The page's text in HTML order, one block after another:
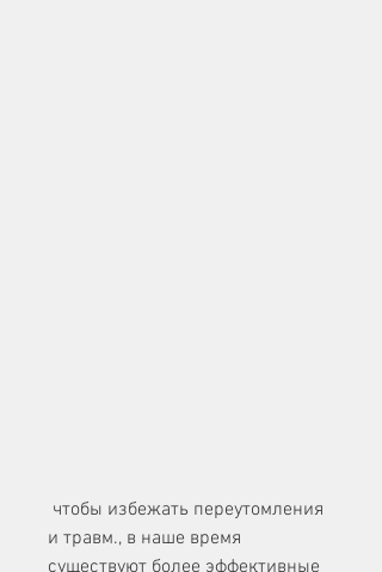
и травм., в наше время